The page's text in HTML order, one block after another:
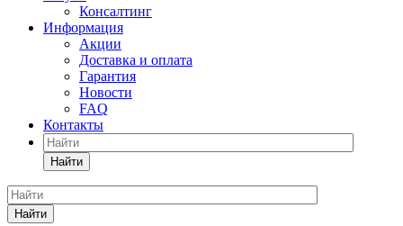
Консалтинг
Информация
Акции
Доставка и оплата
Гарантия
Новости
FAQ
Контакты
Найти
Найти